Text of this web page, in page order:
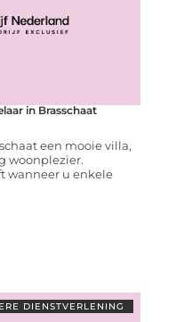
in Brasschaat
een mooie villa,
woonplezier.
wanneer u enkele
DIENSTVERLENING